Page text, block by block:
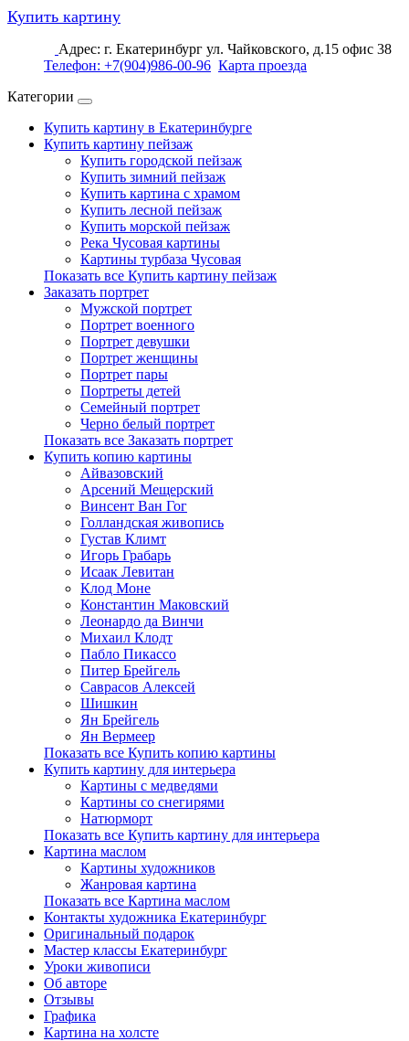
Купить картину
Адрес: г. Екатеринбург ул. Чайковского, д.15 офис 38
Телефон: +7(904)986-00-96 Карта проезда
Категории
Купить картину в Екатеринбурге
Купить картину пейзаж
Купить городской пейзаж
Купить зимний пейзаж
Купить картина с храмом
Купить лесной пейзаж
Купить морской пейзаж
Река Чусовая картины
Картины турбаза Чусовая
Показать все Купить картину пейзаж
Заказать портрет
Мужской портрет
Портрет военного
Портрет девушки
Портрет женщины
Портрет пары
Портреты детей
Семейный портрет
Черно белый портрет
Показать все Заказать портрет
Купить копию картины
Айвазовский
Арсений Мещерский
Винсент Ван Гог
Голландская живопись
Густав Климт
Игорь Грабарь
Исаак Левитан
Клод Моне
Константин Маковский
Леонардо да Винчи
Михаил Клодт
Пабло Пикассо
Питер Брейгель
Саврасов Алексей
Шишкин
Ян Брейгель
Ян Вермеер
Показать все Купить копию картины
Купить картину для интерьера
Картины с медведями
Картины со снегирями
Натюрморт
Показать все Купить картину для интерьера
Картина маслом
Картины художников
Жанровая картина
Показать все Картина маслом
Контакты художника Екатеринбург
Оригинальный подарок
Мастер классы Екатеринбург
Уроки живописи
Об авторе
Отзывы
Графика
Картина на холсте